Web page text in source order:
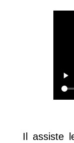
Il assiste